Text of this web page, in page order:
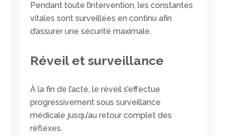
Pendant toute l’intervention, les constantes
vitales sont surveillées en continu afin
d’assurer une sécurité maximale.
Réveil et surveillance
À la fin de l’acte, le réveil s’effectue
progressivement sous surveillance
médicale jusqu’au retour complet des
réflexes.